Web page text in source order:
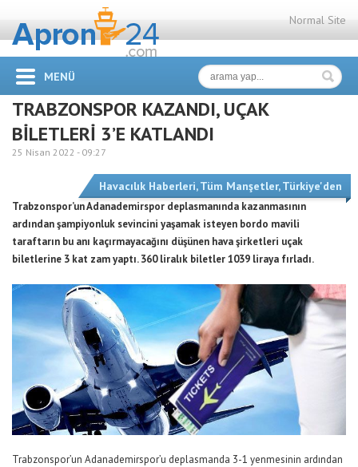
Normal Site
MENÜ
TRABZONSPOR KAZANDI, UÇAK
BİLETLERİ 3’E KATLANDI
25 Nisan 2022 - 09:27
Havacılık Haberleri,Tüm Manşetler,Türkiye'den
Trabzonspor’un Adanademirspor deplasmanında kazanmasının
ardından şampiyonluk sevincini yaşamak isteyen bordo mavili
taraftarın bu anı kaçırmayacağını düşünen hava şirketleri uçak
biletlerine 3 kat zam yaptı. 360 liralık biletler 1039 liraya fırladı.
Trabzonspor’un Adanademirspor’u deplasmanda 3-1 yenmesinin ardından